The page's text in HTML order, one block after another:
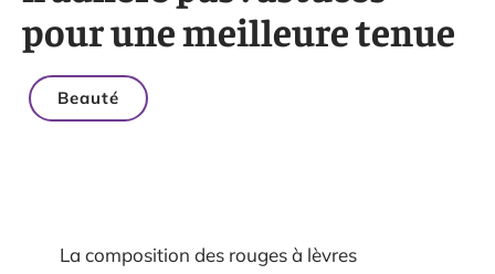
pour une meilleure tenue
Beauté
La composition des rouges à lèvres